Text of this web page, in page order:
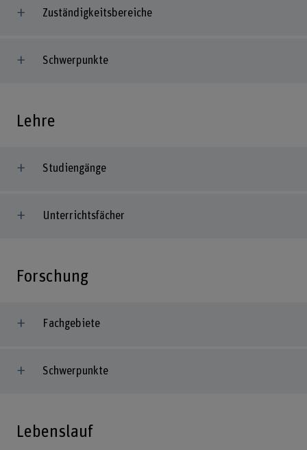
Zuständigkeitsbereiche
Schwerpunkte
Lehre
Studiengänge
Unterrichtsfächer
Forschung
Fachgebiete
Schwerpunkte
Lebenslauf